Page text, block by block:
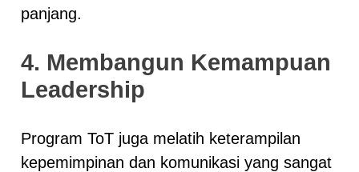
panjang.
4. Membangun Kemampuan
Leadership
Program ToT juga melatih keterampilan
kepemimpinan dan komunikasi yang sangat